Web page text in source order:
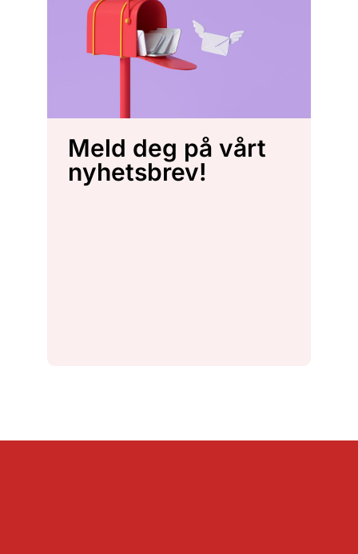
Meld deg på vårt
nyhetsbrev!